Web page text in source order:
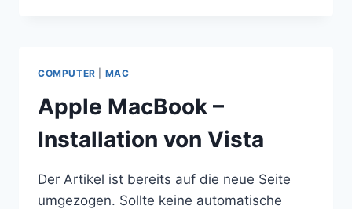
SCHNELL
COMPUTER MAC
Apple MacBook –
Installation von Vista
Der Artikel ist bereits auf die neue Seite
umgezogen. Sollte keine automatische